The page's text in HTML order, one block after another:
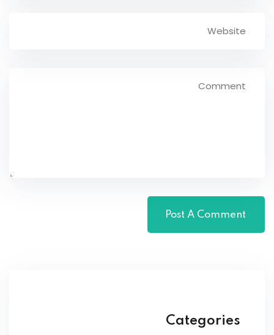
Categories